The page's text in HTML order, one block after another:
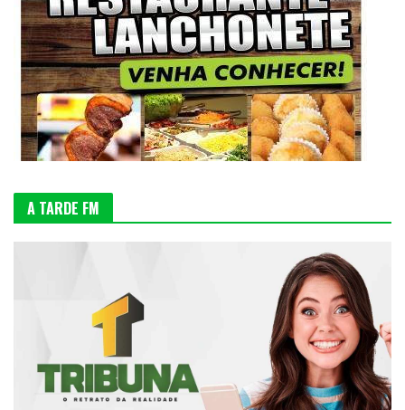
A TARDE FM